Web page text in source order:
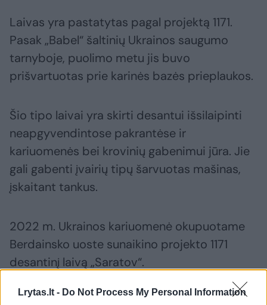
Lrytas.lt - Do Not Process My Personal Information
Laivas yra pastatytas pagal projektą 1171.
Pasak „Babel“ šaltinių Ukrainos saugumo
tarnyboje, puolimo metu jis buvo
prišvartuotas prie karinės bazės prieplaukos.
Šio tipo laivai yra skirti desantui išsilaipinti
neapgyvendintose pakrantėse ir
kariuomenės bei krovinių gabenimui jūra. Jie
gali gabenti įvairių tipų šarvuotas mašinas,
įskaitant tankus.
2022 m. Ukrainos kariuomenė okupuotame
Berdainsko uoste sunaikino projekto 1171
desantinį laivą „Saratov“.